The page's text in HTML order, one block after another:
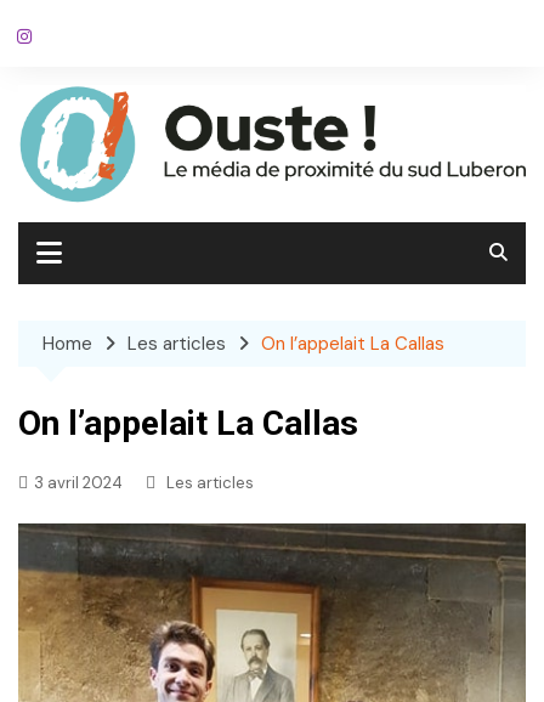
to
Home Les articles On l’appelait La Callas
On l’appelait La Callas
3 avril 2024 Les articles